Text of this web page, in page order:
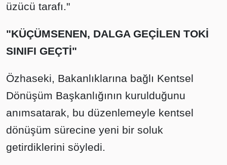
üzücü tarafı."
"KÜÇÜMSENEN, DALGA GEÇİLEN TOKİ
SINIFI GEÇTİ"
Özhaseki, Bakanlıklarına bağlı Kentsel
Dönüşüm Başkanlığının kurulduğunu
anımsatarak, bu düzenlemeyle kentsel
dönüşüm sürecine yeni bir soluk
getirdiklerini söyledi.